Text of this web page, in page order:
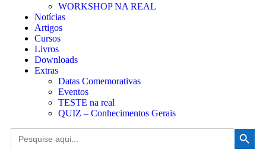
WORKSHOP NA REAL
Notícias
Artigos
Cursos
Livros
Downloads
Extras
Datas Comemorativas
Eventos
TESTE na real
QUIZ – Conhecimentos Gerais
Search
for:
Search Button